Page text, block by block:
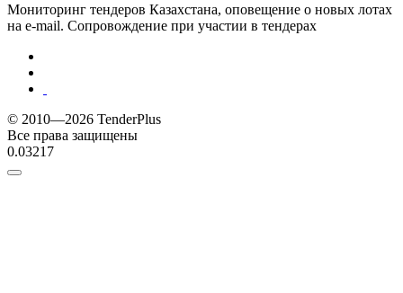
Мониторинг тендеров Казахстана, оповещение о новых лотах
на e-mail. Сопровождение при участии в тендерах
© 2010—2026 TenderPlus
Все права защищены
0.03217